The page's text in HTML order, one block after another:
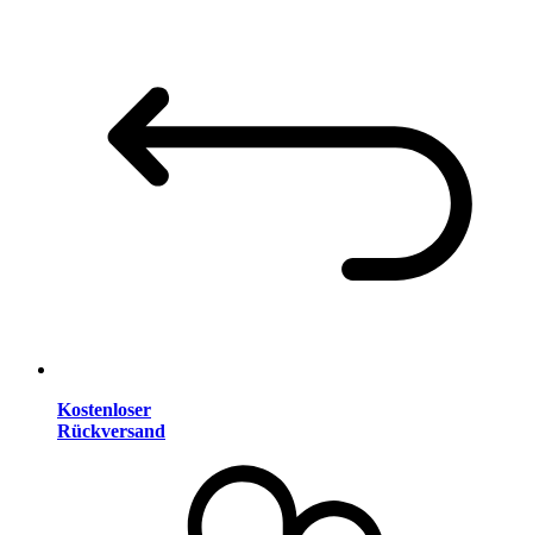
Kostenloser
Rückversand